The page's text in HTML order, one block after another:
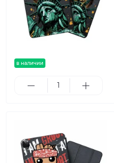
в наличии